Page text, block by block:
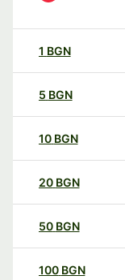
1 BGN
5 BGN
10 BGN
20 BGN
50 BGN
100 BGN